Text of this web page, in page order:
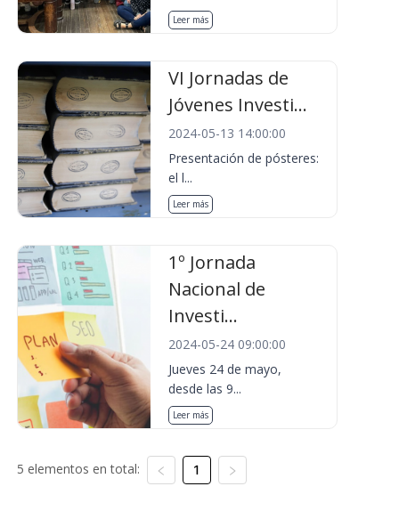
Leer más
VI Jornadas de
Jóvenes Investi...
2024-05-13 14:00:00
Presentación de pósteres:
el l...
Leer más
1º Jornada
Nacional de
Investi...
2024-05-24 09:00:00
Jueves 24 de mayo,
desde las 9...
Leer más
5 elementos en total: 1